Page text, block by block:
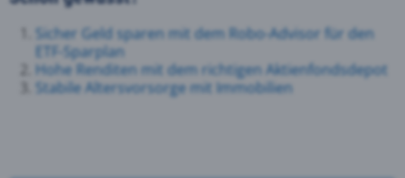
Sicher Geld sparen mit dem Robo-Advisor für den
ETF-Sparplan
Hohe Renditen mit dem richtigen Aktienfondsdepot
Stabile Altersvorsorge mit Immobilien